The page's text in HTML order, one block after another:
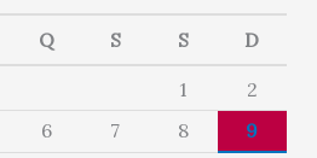
Q S S D
1
2
6 7 8
9